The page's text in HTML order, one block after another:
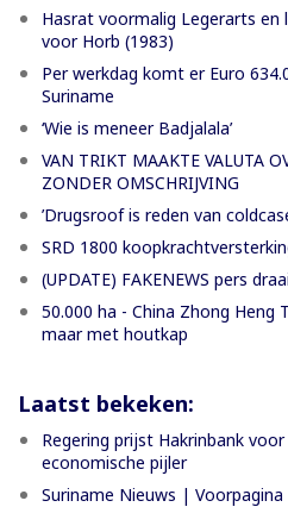
Hasrat voormalig Legerarts
voor Horb (1983)
Per werkdag komt er Euro
Suriname
‘Wie is meneer Badjalala’
VAN TRIKT MAAKTE VALUTA
ZONDER OMSCHRIJVING
’Drugsroof is reden van
SRD 1800
(UPDATE) FAKENEWS pers
50.000 ha - China Zhong Heng
maar met houtkap
Laatst bekeken:
Regering prijst Hakrinbank
economische pijler
Suriname Nieuws | Voorpagina